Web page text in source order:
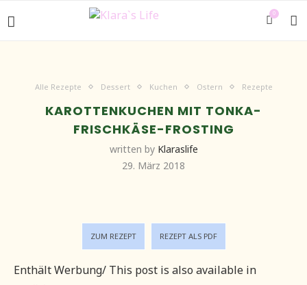
0
Alle Rezepte Dessert Kuchen Ostern Rezepte
KAROTTENKUCHEN MIT TONKA-
FRISCHKÄSE-FROSTING
written by Klaraslife
29. März 2018
ZUM REZEPT REZEPT ALS PDF
Enthält Werbung/ This post is also available in